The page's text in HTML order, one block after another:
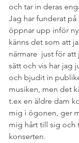
och tar in deras
Jag har funderat
öppnar upp inför
känns det som att
närmare  just för
sätt och vis har jag
och bjudit in
musiken, men det
t.ex en äldre dam
mig i ögonen, ger
mig hårt till sig och
konserten.